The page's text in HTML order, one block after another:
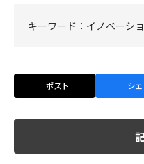
キーワード： イノベーシ
ポスト シ